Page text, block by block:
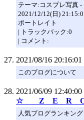
テーマ:コスプレ写真
2021/12/12(日)
ポートレイト
| トラックバック:0
| コメント:
2021/08/16 20:16:01
このブログについて
2021/06/09 12:40:00
☆ Z E R
人気ブログランキン